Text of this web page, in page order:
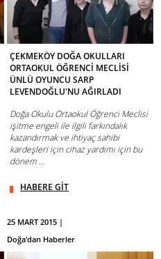
ÇEKMEKÖY DOĞA OKULLARI
ORTAOKUL ÖĞRENCİ MECLİSİ
ÜNLÜ OYUNCU SARP
LEVENDOĞLU'NU AĞIRLADI
Doğa Okulu Ortaokul Öğrenci Meclisi
işitme engeli ile ilgili farkındalık
kazandırmak ve ihtiyaç sahibi
kardeşleri için cihaz yardımı için bu
dönem ...
HABERE GİT
25 MART 2015 |
Doğa'dan Haberler